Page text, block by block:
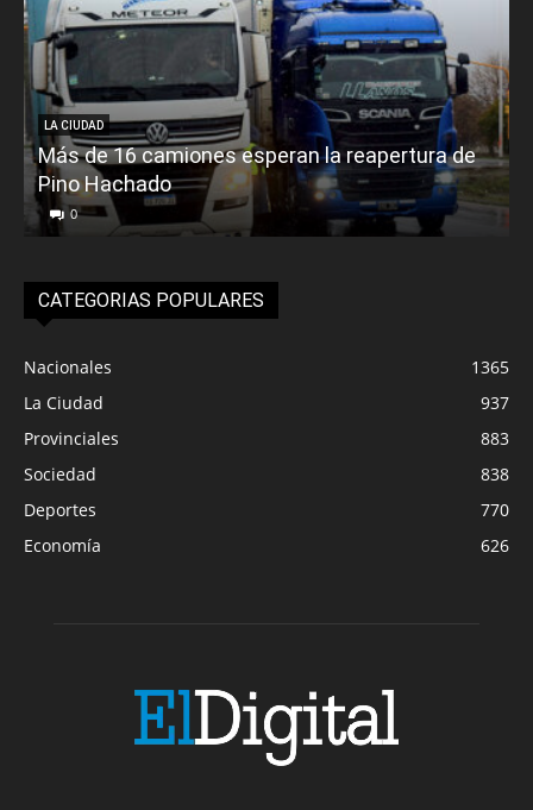
LA CIUDAD
Más de 16 camiones esperan la reapertura de
Pino Hachado
0
CATEGORIAS POPULARES
Nacionales
1365
La Ciudad
937
Provinciales
883
Sociedad
838
Deportes
770
Economía
626